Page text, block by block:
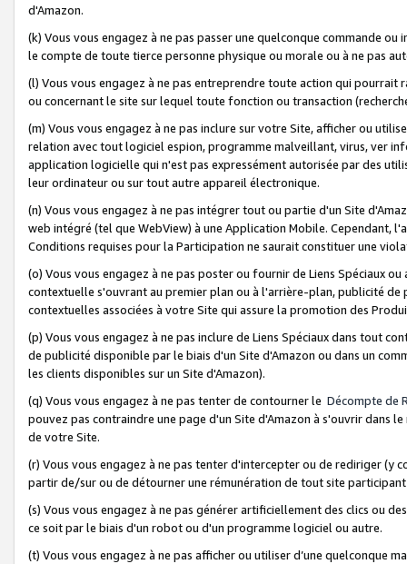
d'Amazon.
(k) Vous vous engagez à ne pas passer une quelconque commande
le compte de toute tierce personne physique ou morale ou à ne pas
(l) Vous vous engagez à ne pas entreprendre toute action qui
ou concernant le site sur lequel toute fonction ou transaction
(m) Vous vous engagez à ne pas inclure sur votre Site, afficher ou
relation avec tout logiciel espion, programme malveillant, virus, ver
application logicielle qui n'est pas expressément autorisée par des
leur ordinateur ou sur tout autre appareil électronique.
(n) Vous vous engagez à ne pas intégrer tout ou partie d'un Site
web intégré (tel que WebView) à une Application Mobile. Cependant,
Conditions requises pour la Participation ne saurait constituer une
(o) Vous vous engagez à ne pas poster ou fournir de Liens Spéciaux
contextuelle s'ouvrant au premier plan ou à l'arrière-plan, publicité
contextuelles associées à votre Site qui assure la promotion des
(p) Vous vous engagez à ne pas inclure de Liens Spéciaux dans tout
de publicité disponible par le biais d'un Site d'Amazon ou dans un
les clients disponibles sur un Site d'Amazon).
(q) Vous vous engagez à ne pas tenter de contourner le Décompte de
pouvez pas contraindre une page d'un Site d'Amazon à s'ouvrir dans
de votre Site.
(r) Vous vous engagez à ne pas tenter d'intercepter ou de rediriger
partir de/sur ou de détourner une rémunération de tout site
(s) Vous vous engagez à ne pas générer artificiellement des clics ou
ce soit par le biais d'un robot ou d'un programme logiciel ou autre.
(t) Vous vous engagez à ne pas afficher ou utiliser d’une quelconque